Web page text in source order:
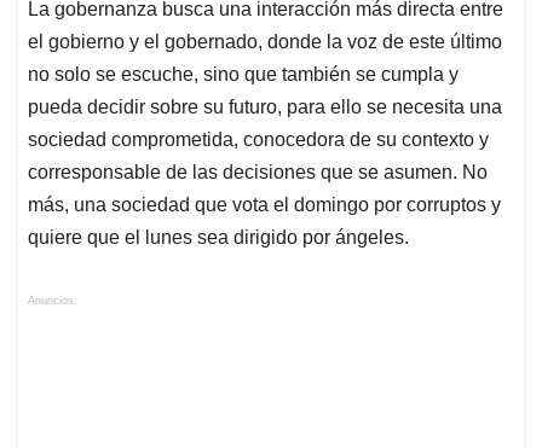
La gobernanza busca una interacción más directa entre
el gobierno y el gobernado, donde la voz de este último
no solo se escuche, sino que también se cumpla y
pueda decidir sobre su futuro, para ello se necesita una
sociedad comprometida, conocedora de su contexto y
corresponsable de las decisiones que se asumen. No
más, una sociedad que vota el domingo por corruptos y
quiere que el lunes sea dirigido por ángeles.
Anuncios.